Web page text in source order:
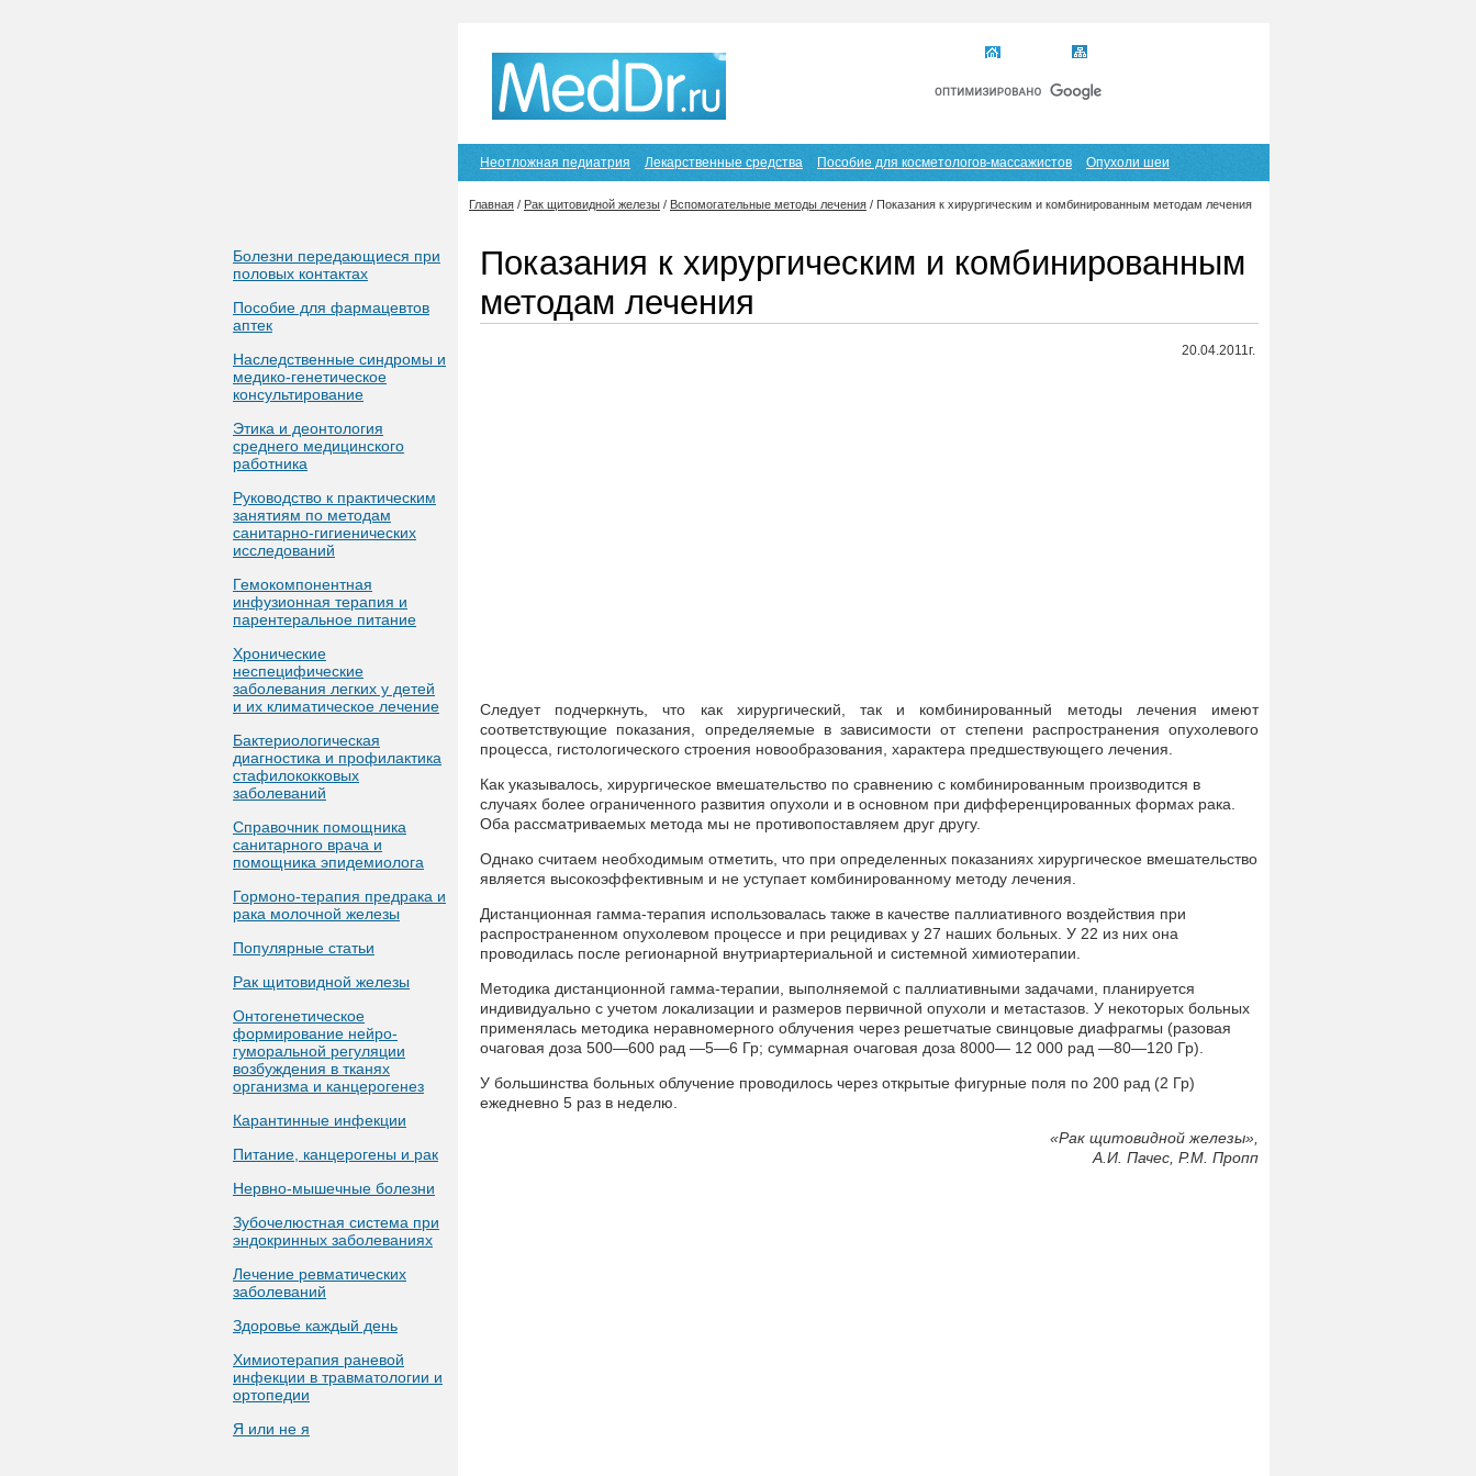
Болезни передающиеся при
половых контактах
Пособие для фармацевтов
аптек
Наследственные синдромы и
медико-генетическое
консультирование
Этика и деонтология
среднего медицинского
работника
Руководство к практическим
занятиям по методам
санитарно-гигиенических
исследований
Гемокомпонентная
инфузионная терапия и
парентеральное питание
Хронические
неспецифические
заболевания легких у детей
и их климатическое лечение
Бактериологическая
диагностика и профилактика
стафилококковых
заболеваний
Справочник помощника
санитарного врача и
помощника эпидемиолога
Гормоно-терапия предрака и
рака молочной железы
Популярные статьи
Рак щитовидной железы
Онтогенетическое
формирование нейро-
гуморальной регуляции
возбуждения в тканях
организма и канцерогенез
Карантинные инфекции
Питание, канцерогены и рак
Нервно-мышечные болезни
Зубочелюстная система при
эндокринных заболеваниях
Лечение ревматических
заболеваний
Здоровье каждый день
Химиотерапия раневой
инфекции в травматологии и
ортопедии
Я или не я
Неотложная педиатрия Лекарственные средства Пособие для косметологов-массажистов Опухоли шеи
Главная / Рак щитовидной железы / Вспомогательные методы лечения / Показания к хирургическим и комбинированным методам лечения
Показания к хирургическим и комбинированным
методам лечения
20.04.2011г.
Следует подчеркнуть, что как хирургический, так и комбинированный методы лечения имеют
соответствующие показания, определяемые в зависимости от степени распространения опухолевого
процесса, гистологического строения новообразования, характера предшествующего лечения.
Как указывалось, хирургическое вмешательство по сравнению с комбинированным производится в
случаях более ограниченного развития опухоли и в основном при дифференцированных формах рака.
Оба рассматриваемых метода мы не противопоставляем друг другу.
Однако считаем необходимым отметить, что при определенных показаниях хирургическое вмешательство
является высокоэффективным и не уступает комбинированному методу лечения.
Дистанционная гамма-терапия использовалась также в качестве паллиативного воздействия при
распространенном опухолевом процессе и при рецидивах у 27 наших больных. У 22 из них она
проводилась после регионарной внутриартериальной и системной химиотерапии.
Методика дистанционной гамма-терапии, выполняемой с паллиативными задачами, планируется
индивидуально с учетом локализации и размеров первичной опухоли и метастазов. У некоторых больных
применялась методика неравномерного облучения через решетчатые свинцовые диафрагмы (разовая
очаговая доза 500—600 рад —5—6 Гр; суммарная очаговая доза 8000— 12 000 рад —80—120 Гр).
У большинства больных облучение проводилось через открытые фигурные поля по 200 рад (2 Гр)
ежедневно 5 раз в неделю.
«Рак щитовидной железы»,
А.И. Пачес, Р.М. Пропп